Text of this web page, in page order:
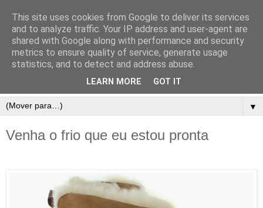
▼
Venha o frio que eu estou pronta
This site uses cookies from Google to deliver its services
and to analyze traffic. Your IP address and user-agent are
shared with Google along with performance and security
metrics to ensure quality of service, generate usage
statistics, and to detect and address abuse.
LEARN MORE GOT IT